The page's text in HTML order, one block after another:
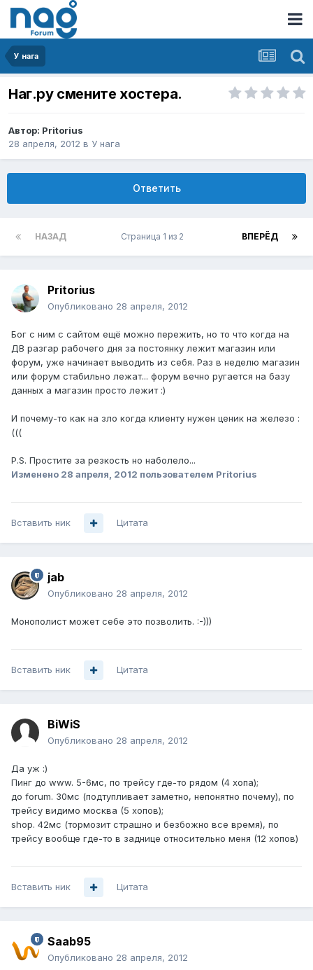
У нага
Наг.ру смените хостера.
Автор: Pritorius
28 апреля, 2012 в У нага
Ответить
НАЗАД ВПЕРЁД
Страница 1 из 2
Pritorius
Опубликовано 28 апреля, 2012
Бог с ним с сайтом ещё можно пережить, но то что когда на
ДВ разгар рабочего дня за постоянку лежит магазин или
форум, уже начинает выводить из себя. Раз в неделю магазин
или форум стабильно лежат... форум вечно ругается на базу
данных а магазин просто лежит :)
И почему-то как на зло когда клиенту нужен ценик на железо :
(((
P.S. Простите за резкость но наболело...
Изменено 28 апреля, 2012 пользователем Pritorius
Вставить ник Цитата
jab
Опубликовано 28 апреля, 2012
Монополист может себе это позволить. :-)))
Вставить ник Цитата
BiWiS
Опубликовано 28 апреля, 2012
Да уж :)
Пинг до www. 5-6мс, по трейсу где-то рядом (4 хопа);
до forum. 30мс (подтупливает заметно, непонятно почему), по
трейсу видимо москва (5 хопов);
shop. 42мс (тормозит страшно и безбожно все время), по
трейсу вообще где-то в заднице относительно меня (12 хопов)
Вставить ник Цитата
Saab95
Опубликовано 28 апреля, 2012